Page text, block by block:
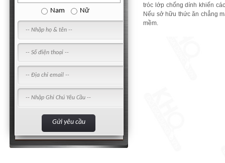
Nam Nữ
tróc lớp chống dính khiến
Nếu sở hữu thức ăn chẳng
mềm.